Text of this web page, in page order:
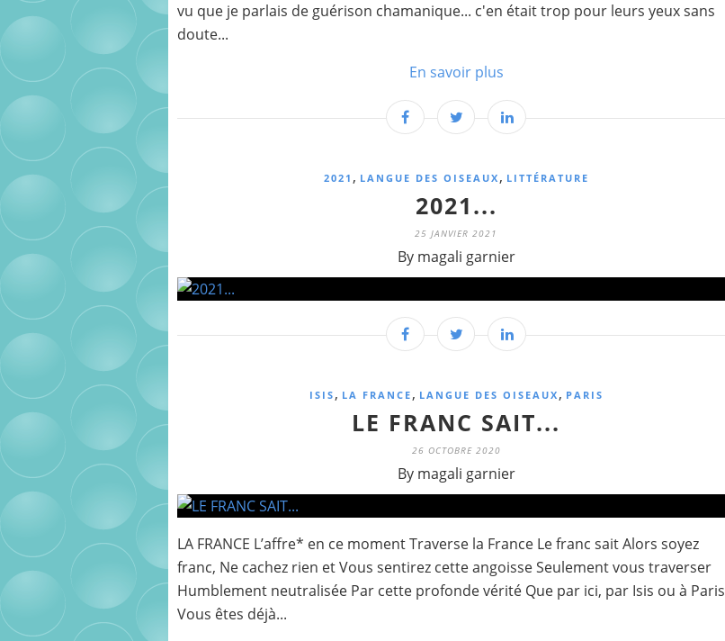
vu que je parlais de guérison chamanique... c'en était trop pour leurs yeux sans
doute...
En savoir plus
2021 , LANGUE DES OISEAUX, LITTÉRATURE
2021...
25 JANVIER 2021
By magali garnier
ISIS, LA FRANCE, LANGUE DES OISEAUX, PARIS
LE FRANC SAIT...
26 OCTOBRE 2020
By magali garnier
LA FRANCE L’affre* en ce moment Traverse la France Le franc sait Alors soyez
franc, Ne cachez rien et Vous sentirez cette angoisse Seulement vous traverser
Humblement neutralisée Par cette profonde vérité Que par ici, par Isis ou à Paris
Vous êtes déjà...